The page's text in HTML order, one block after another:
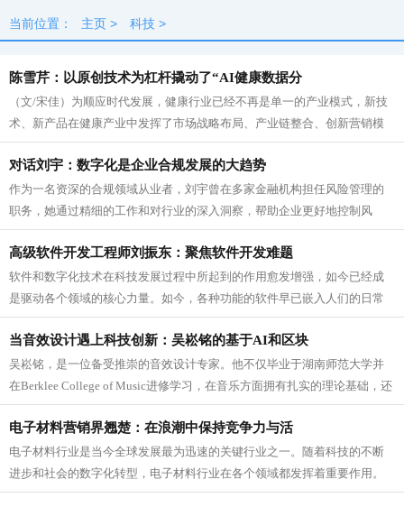
当前位置： 主页 > 科技 >
陈雪芹：以原创技术为杠杆撬动了“AI健康数据分
（文/宋佳）为顺应时代发展，健康行业已经不再是单一的产业模式，新技
术、新产品在健康产业中发挥了市场战略布局、产业链整合、创新营销模
式、紧抓精准客户群等重要作用，使得...
对话刘宇：数字化是企业合规发展的大趋势
作为一名资深的合规领域从业者，刘宇曾在多家金融机构担任风险管理的
职务，她通过精细的工作和对行业的深入洞察，帮助企业更好地控制风
险。凭借她对企业风险的敏锐把握以及风...
高级软件开发工程师刘振东：聚焦软件开发难题
软件和数字化技术在科技发展过程中所起到的作用愈发增强，如今已经成
是驱动各个领域的核心力量。如今，各种功能的软件早已嵌入人们的日常
生活中，同时更影响着工业、商业等各...
当音效设计遇上科技创新：吴崧铭的基于AI和区块
吴崧铭，是一位备受推崇的音效设计专家。他不仅毕业于湖南师范大学并
在Berklee College of Music进修学习，在音乐方面拥有扎实的理论基础，还
曾负责音乐监制和音效设计等工作，有着非...
电子材料营销界翘楚：在浪潮中保持竞争力与活
电子材料行业是当今全球发展最为迅速的关键行业之一。随着科技的不断
进步和社会的数字化转型，电子材料行业在各个领域都发挥着重要作用。
在这样的大环境下，一批又一批电子材...